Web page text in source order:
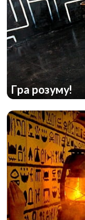
Гра розуму!